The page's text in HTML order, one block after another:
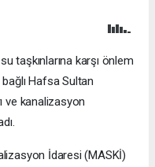
taşkınlarına karşı önlem
Hafsa Sultan
ve kanalizasyon
İdaresi (MASKİ)